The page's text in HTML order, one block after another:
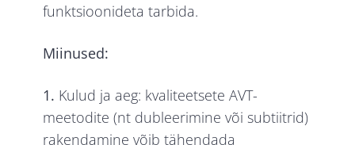
funktsioonideta tarbida.
Miinused:
1. Kulud ja aeg: kvaliteetsete AVT-
meetodite (nt dubleerimine või subtiitrid)
rakendamine võib tähendada